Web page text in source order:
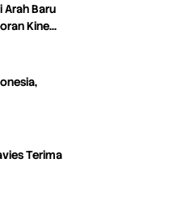
Arah Baru
Kine…
Terima